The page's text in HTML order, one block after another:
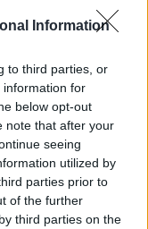
Information
to third parties, or
information for
below opt-out
note that after your
seeing
utilized by
parties prior to
of the further
third parties on the